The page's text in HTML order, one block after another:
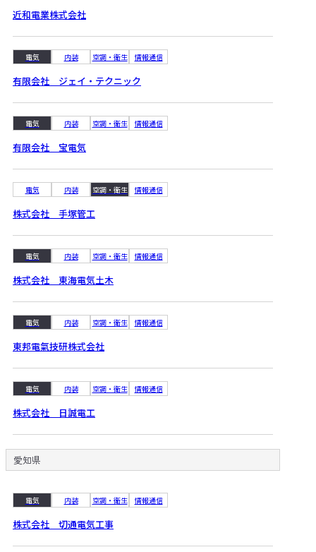
近和電業株式会社
電気 内装 空調・衛生 情報通信
有限会社 ジェイ・テクニック
電気 内装 空調・衛生 情報通信
有限会社 宝電気
電気 内装 空調・衛生 情報通信
株式会社 手塚管工
電気 内装 空調・衛生 情報通信
株式会社 東海電気土木
電気 内装 空調・衛生 情報通信
東邦電氣技研株式会社
電気 内装 空調・衛生 情報通信
株式会社 日誠電工
愛知県
電気 内装 空調・衛生 情報通信
株式会社 切通電気工事